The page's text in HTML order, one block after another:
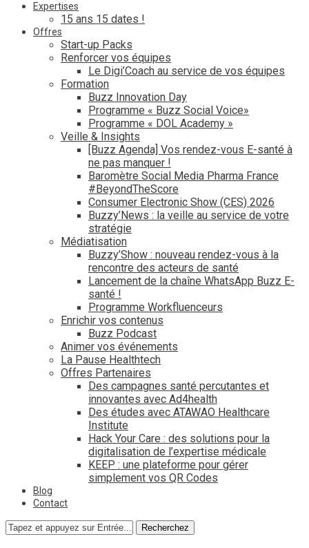
Expertises
15 ans 15 dates !
Offres
Start-up Packs
Renforcer vos équipes
Le Digi’Coach au service de vos équipes
Formation
Buzz Innovation Day
Programme « Buzz Social Voice»
Programme « DOL Academy »
Veille & Insights
[Buzz Agenda] Vos rendez-vous E-santé à
ne pas manquer !
Baromètre Social Media Pharma France
#BeyondTheScore
Consumer Electronic Show (CES) 2026
Buzzy’News : la veille au service de votre
stratégie
Médiatisation
Buzzy’Show : nouveau rendez-vous à la
rencontre des acteurs de santé
Lancement de la chaîne WhatsApp Buzz E-
santé !
Programme Workfluenceurs
Enrichir vos contenus
Buzz Podcast
Animer vos événements
La Pause Healthtech
Offres Partenaires
Des campagnes santé percutantes et
innovantes avec Ad4health
Des études avec ATAWAO Healthcare
Institute
Hack Your Care : des solutions pour la
digitalisation de l’expertise médicale
KEEP : une plateforme pour gérer
simplement vos QR Codes
Blog
Contact
Recherchez